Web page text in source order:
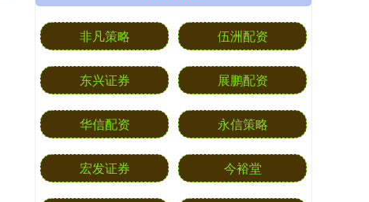
非凡策略 伍洲配资
东兴证券 展鹏配资
华信配资 永信策略
宏发证券 今裕堂